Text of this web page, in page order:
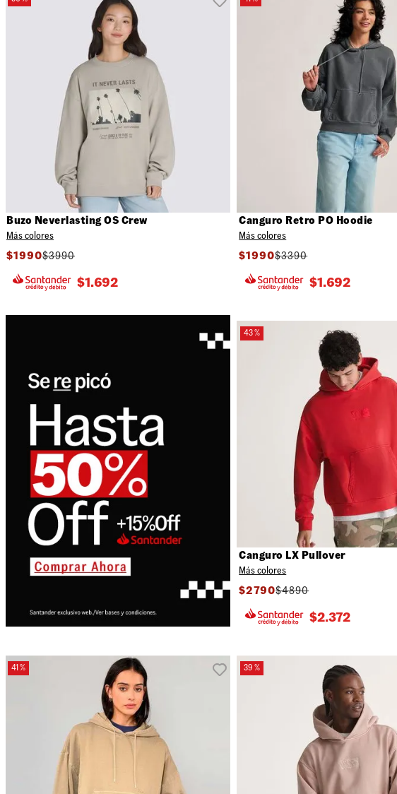
Buzo Neverlasting OS Crew
Más colores
$1990$3990
$1.692
Canguro Retro PO Hoodie
Más colores
$1990$3390
$1.692
43 %
Canguro LX Pullover
Más colores
$2790$4890
$2.372
41 % 39 %